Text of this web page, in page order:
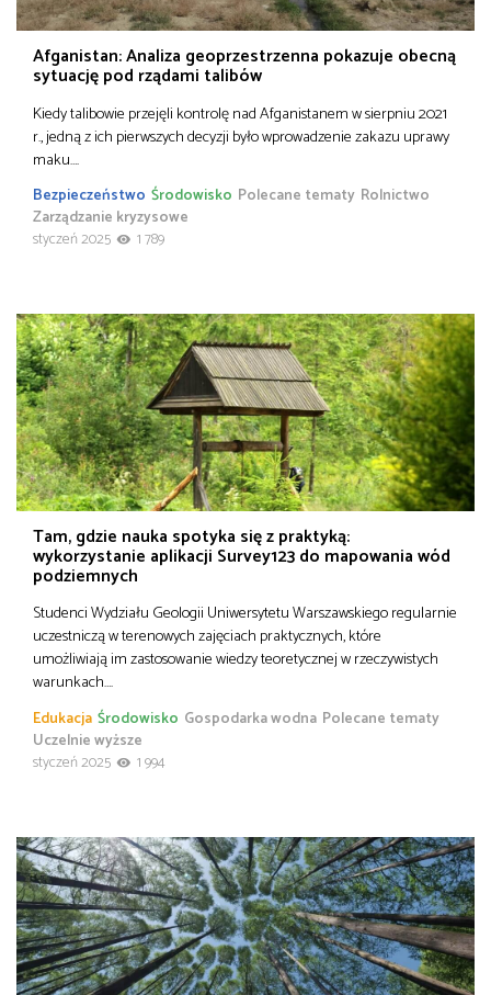
Afganistan: Analiza geoprzestrzenna pokazuje obecną
sytuację pod rządami talibów
Kiedy talibowie przejęli kontrolę nad Afganistanem w sierpniu 2021
r., jedną z ich pierwszych decyzji było wprowadzenie zakazu uprawy
maku….
Bezpieczeństwo Polecane tematy Rolnictwo
Środowisko
Zarządzanie kryzysowe
styczeń 2025
1 789
Tam, gdzie nauka spotyka się z praktyką:
wykorzystanie aplikacji Survey123 do mapowania wód
podziemnych
Studenci Wydziału Geologii Uniwersytetu Warszawskiego regularnie
uczestniczą w terenowych zajęciach praktycznych, które
umożliwiają im zastosowanie wiedzy teoretycznej w rzeczywistych
warunkach….
Edukacja Gospodarka wodna Polecane tematy
Środowisko
Uczelnie wyższe
styczeń 2025
1 994